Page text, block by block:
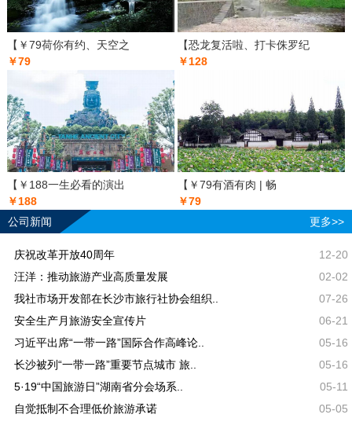
【￥79荷你有约、天空之
￥79
【恐龙复活啦、打卡侏罗纪
￥128
【￥188一生必看的演出
￥188
【￥79有酒有肉 | 畅
￥79
公司新闻
更多>>
庆祝改革开放40周年
12-20
汪洋：推动旅游产业高质量发展
02-02
我社市场开发部在长沙市旅行社协会组织..
07-26
安全生产月旅游安全宣传片
06-21
习近平出席“一带一路”国际合作高峰论..
05-16
长沙被列“一带一路”重要节点城市 旅..
05-16
5·19“中国旅游日”湖南省分会场系..
05-11
自觉抵制不合理低价旅游承诺
05-05